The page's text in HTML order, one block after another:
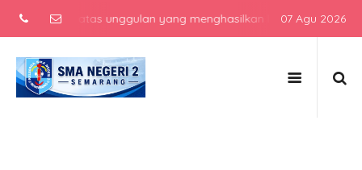
atas unggulan yang menghasilkan lulusan07 Agu 2026